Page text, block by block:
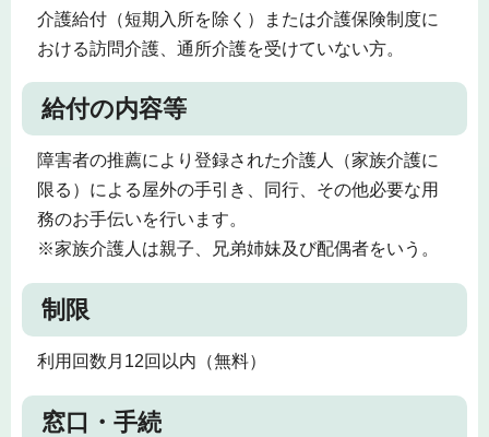
介護給付（短期入所を除く）または介護保険制度に
おける訪問介護、通所介護を受けていない方。
給付の内容等
障害者の推薦により登録された介護人（家族介護に
限る）による屋外の手引き、同行、その他必要な用
務のお手伝いを行います。
※家族介護人は親子、兄弟姉妹及び配偶者をいう。
制限
利用回数月12回以内（無料）
窓口・手続